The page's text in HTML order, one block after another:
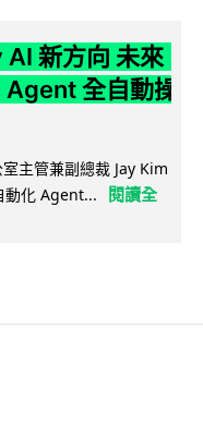
新方向 未來
全自動操
主管兼副總裁 Jay Kim
動化 Agent...
閱讀全